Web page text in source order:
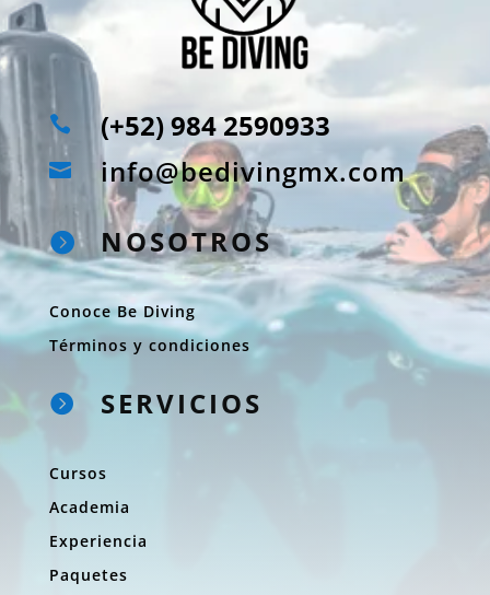
 (+52) 984 2590933
 info@bedivingmx.com
 NOSOTROS
Conoce Be Diving
Términos y condiciones
 SERVICIOS
Cursos
Academia
Experiencia
Paquetes